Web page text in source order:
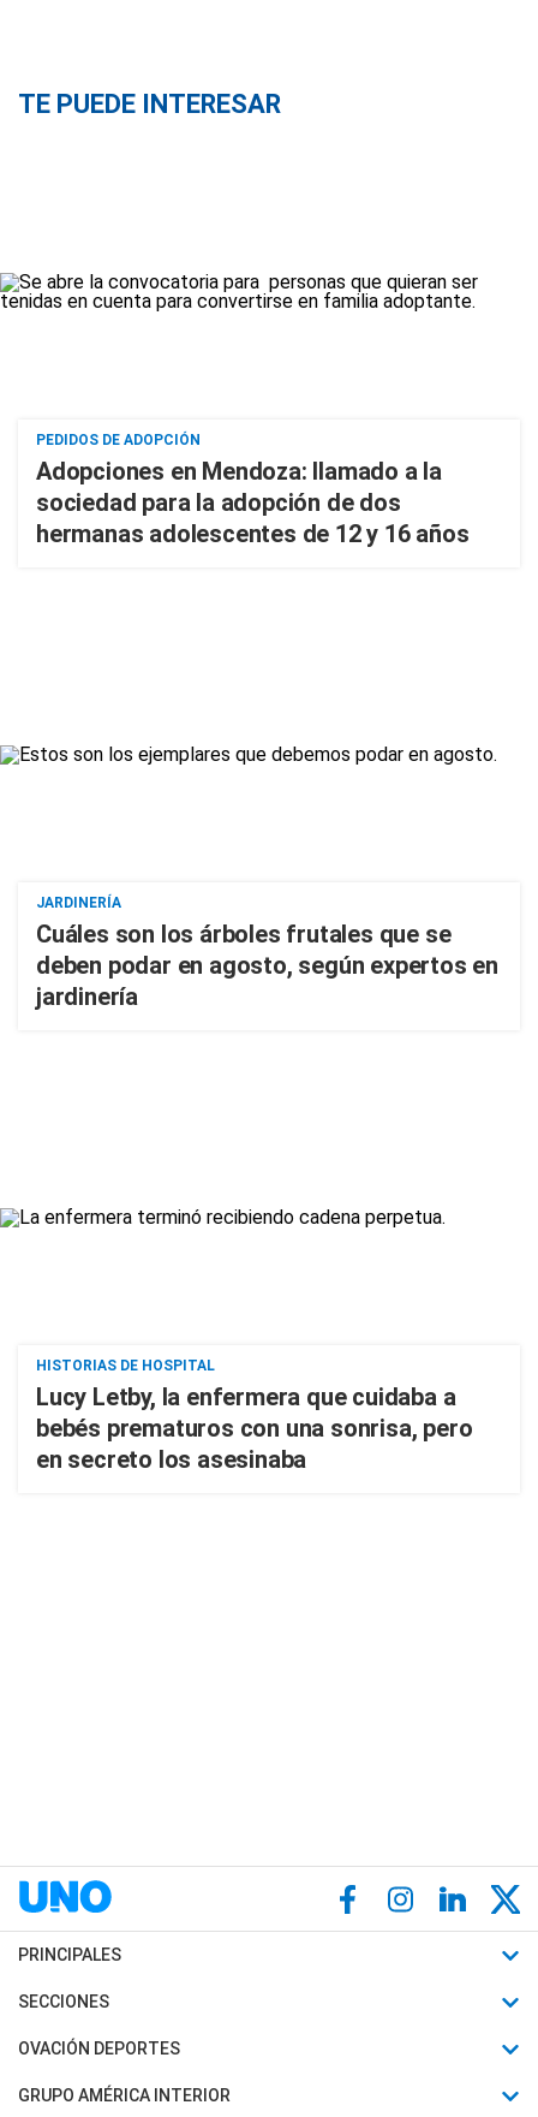
TE PUEDE INTERESAR
PEDIDOS DE ADOPCIÓN
Adopciones en Mendoza: llamado a la
sociedad para la adopción de dos
hermanas adolescentes de 12 y 16 años
JARDINERÍA
Cuáles son los árboles frutales que se
deben podar en agosto, según expertos en
jardinería
HISTORIAS DE HOSPITAL
Lucy Letby, la enfermera que cuidaba a
bebés prematuros con una sonrisa, pero
en secreto los asesinaba
PRINCIPALES
Últimas Noticias
Política
SECCIONES
Horóscopo
Motores
OVACIÓN DEPORTES
Fútbol
GRUPO AMÉRICA INTERIOR